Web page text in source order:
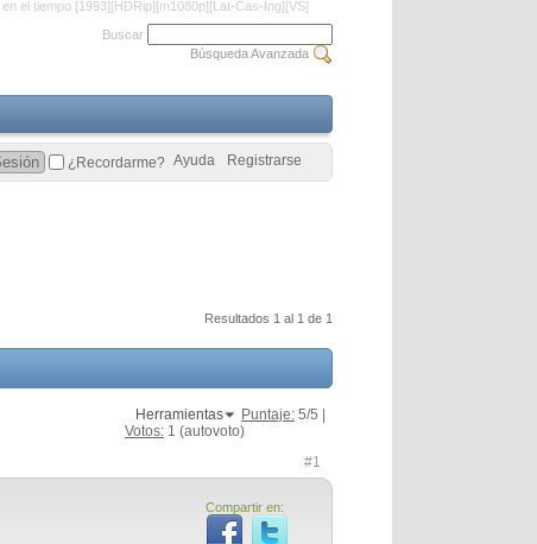
en el tiempo [1993][HDRip][m1080p][Lat-Cas-Ing][VS]
Resultados 1 al 1 de 1
Herramientas Puntaje: 5/5 |
Votos: 1 (autovoto)
#1
Compartir en:
Buscar
Búsqueda Avanzada
Registrarse
Ayuda
¿Recordarme?